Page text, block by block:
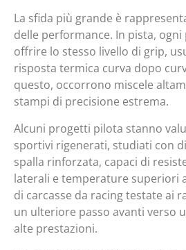
La sfida più grande è
delle performance. In pista,
offrire lo stesso livello di grip,
risposta termica curva dopo
questo, occorrono miscele
stampi di precisione estrema.
Alcuni progetti pilota stanno
sportivi rigenerati, studiati con
spalla rinforzata, capaci di
laterali e temperature superiori a
di carcasse da racing testate ai
un ulteriore passo avanti verso
alte prestazioni.